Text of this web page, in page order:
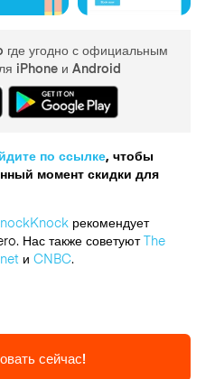
где угодно с официальным
iPhone и Android
по ссылке, чтобы
момент скидки для
рекомендует
Нас также советуютThe
и CNBC.
сейчас!